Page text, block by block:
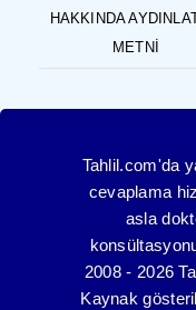
HAKKINDA
METNI
Tahlil.com'da
cevaplama
asla
2008 - 2026
Kaynak